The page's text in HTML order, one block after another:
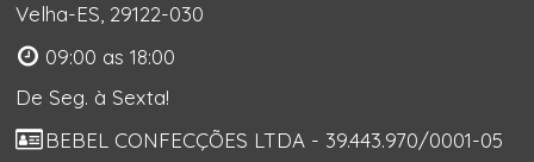
Velha-ES, 29122-030
09:00 as 18:00
De Seg. à Sexta!
BEBEL CONFECÇÕES LTDA - 39.443.970/0001-05